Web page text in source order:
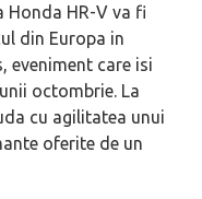
Honda HR-V va fi
din Europa in
eveniment care isi
octombrie. La
cu agilitatea unui
oferite de un